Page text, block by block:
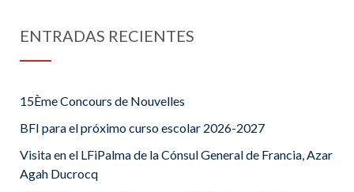
ENTRADAS RECIENTES
15Ème Concours de Nouvelles
BFI para el próximo curso escolar 2026-2027
Visita en el LFiPalma de la Cónsul General de Francia, Azar
Agah Ducrocq